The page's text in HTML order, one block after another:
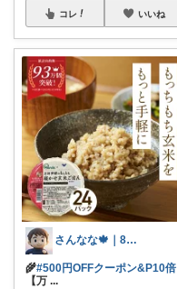
コレ いいね
さんなな🍁｜8月朝コレチャレンジ🌞
🌾#500円OFFクーポン&P10倍
【万 ...